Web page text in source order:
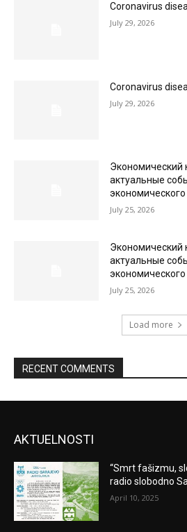
Coronavirus
July 29, 2026
Coronavirus
July 29, 2026
Экономический
актуальные
July 25, 2026
Экономический
актуальные
July 25, 2026
Load more
RECENT COMMENTS
AKTUELNOSTI
“Smrt fašizmu,
radio slobodno
April 10, 2025